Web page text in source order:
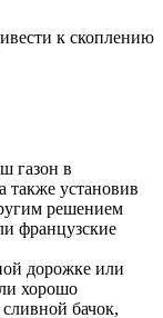
к скоплению
газон в
также установив
решением
французские
дорожке или
хорошо
бачок,